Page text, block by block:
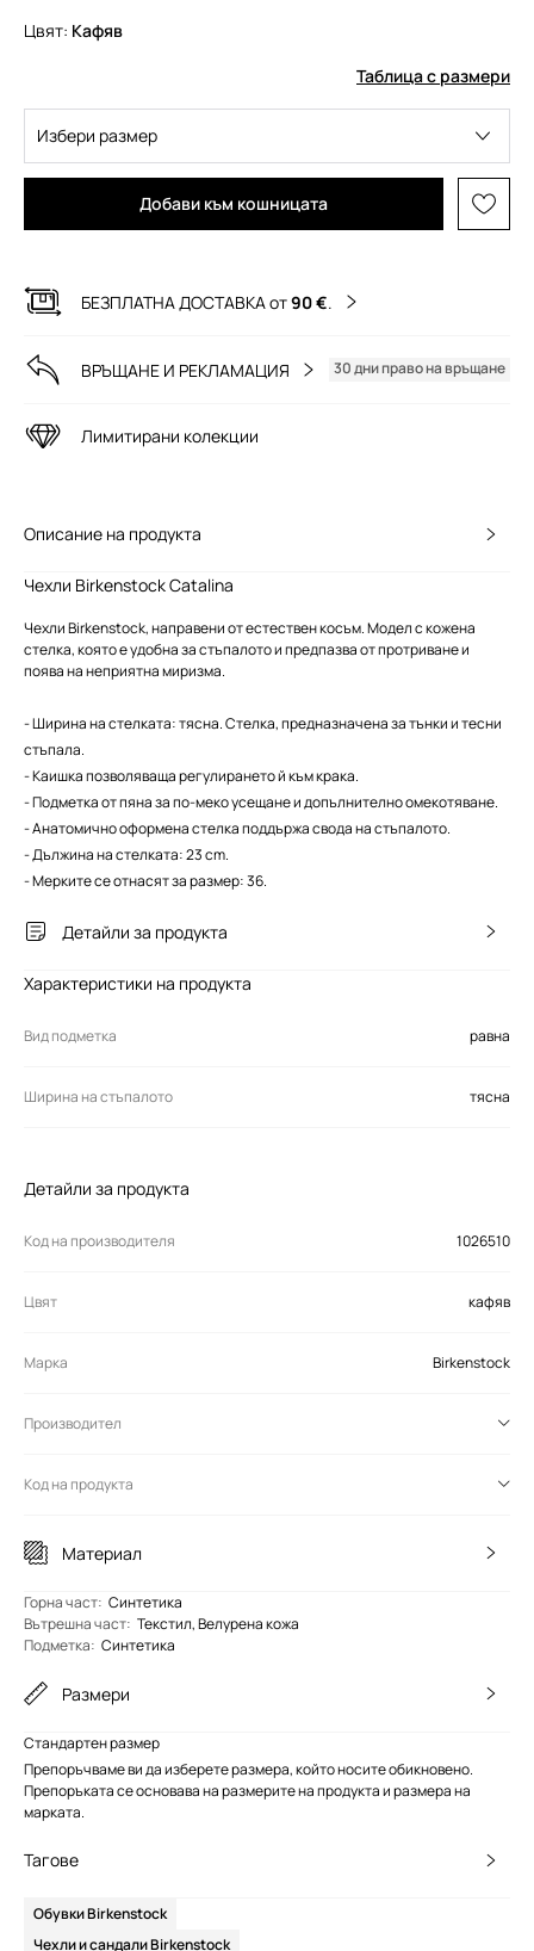
Цвят:
кафяв
Таблица с размери
Избери размер
Добави към кошницата
БЕЗПЛАТНА ДОСТАВКА от90 €.
ВРЪЩАНЕ И РЕКЛАМАЦИЯ 30 дни право на връщане
Лимитирани колекции
Описание на продукта
Чехли Birkenstock Catalina
Чехли Birkenstock, направени от естествен косъм. Модел с кожена
стелка, която е удобна за стъпалото и предпазва от протриване и
поява на неприятна миризма.
- Ширина на стелката: тясна. Стелка, предназначена за тънки и тесни
стъпала.
- Каишка позволяваща регулирането й към крака.
- Подметка от пяна за по-меко усещане и допълнително омекотяване.
- Анатомично оформена стелка поддържа свода на стъпалото.
- Дължина на стелката: 23 cm.
- Мерките се отнасят за размер: 36.
Детайли за продукта
Характеристики на продукта
Вид подметка равна
Ширина на стъпалото тясна
Детайли за продукта
Код на производителя 1026510
Цвят кафяв
Марка Birkenstock
Производител
Код на продукта
Материал
Горна част: Синтетика
Вътрешна част: Текстил, Велурена кожа
Подметка: Синтетика
Размери
Стандартен размер
Препоръчваме ви да изберете размера, който носите обикновено.
Препоръката се основава на размерите на продукта и размера на
марката.
Тагове
Обувки Birkenstock
Чехли и сандали Birkenstock